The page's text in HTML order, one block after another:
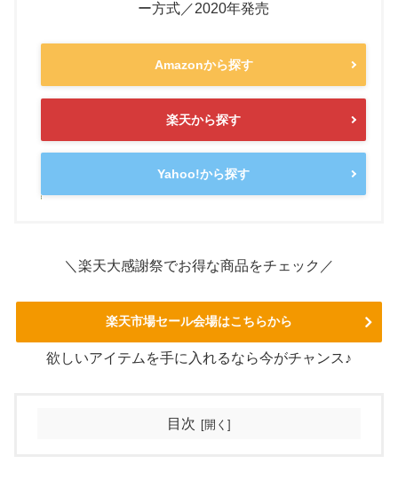
ー方式／2020年発売
Amazonから探す
楽天から探す
Yahoo!から探す
＼楽天大感謝祭でお得な商品をチェック／
楽天市場セール会場はこちらから
欲しいアイテムを手に入れるなら今がチャンス♪
目次